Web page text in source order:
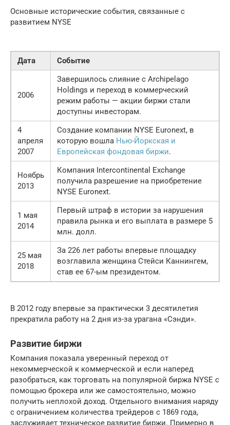
Основные исторические события, связанные с
развитием NYSE
Дата Событие
2006
Завершилось слияние с Archipelago
Holdings и переход в коммерческий
режим работы — акции биржи стали
доступны инвесторам.
4
апреля
2007
Создание компании NYSE Euronext, в
которую вошла Нью-Йоркская и
Европейская фондовая биржи.
Ноябрь
2013
Компания Intercontinental Exchange
получила разрешение на приобретение
NYSE Euronext.
1 мая
2014
Первый штраф в истории за нарушения
правила рынка и его выплата в размере 5
млн. долл.
25 мая
2018
За 226 лет работы впервые площадку
возглавила женщина Стейси Каннингем,
став ее 67-ым президентом.
В 2012 году впервые за практически 3 десятилетия
прекратила работу на 2 дня из-за урагана «Сэнди».
Развитие биржи
Компания показала уверенный переход от
некоммерческой к коммерческой и если наперед
разобраться, как торговать на популярной биржа NYSE с
помощью брокера или же самостоятельно, можно
получить неплохой доход. Отдельного внимания наряду
с ограничением количества трейдеров с 1869 года,
заслуживает техническое развитие биржи. Примерно в